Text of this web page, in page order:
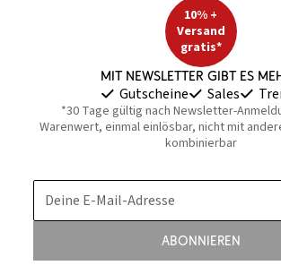
10% +
Versand
gratis*
Mit Newsletter gibt es
Gutscheine Sales
*30 Tage gültig nach Newsletter-
Warenwert, einmal einlösbar, nicht mit
kombinierbar
Deine E-Mail-Adresse
Abonnieren